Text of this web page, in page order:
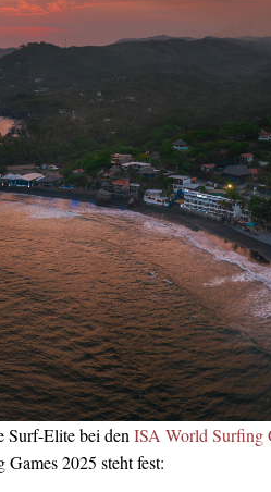
Surf-Elite bei denISA World Surfing
2025 steht fest: